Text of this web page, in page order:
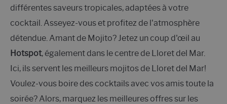
différentes saveurs tropicales, adaptées à votre
cocktail. Asseyez-vous et profitez de l'atmosphère
détendue. Amant de Mojito? Jetez un coup d'œil au
Hotspot, également dans le centre de Lloret del Mar.
Ici, ils servent les meilleurs mojitos de Lloret del Mar!
Voulez-vous boire des cocktails avec vos amis toute la
soirée? Alors, marquez les meilleures offres sur les